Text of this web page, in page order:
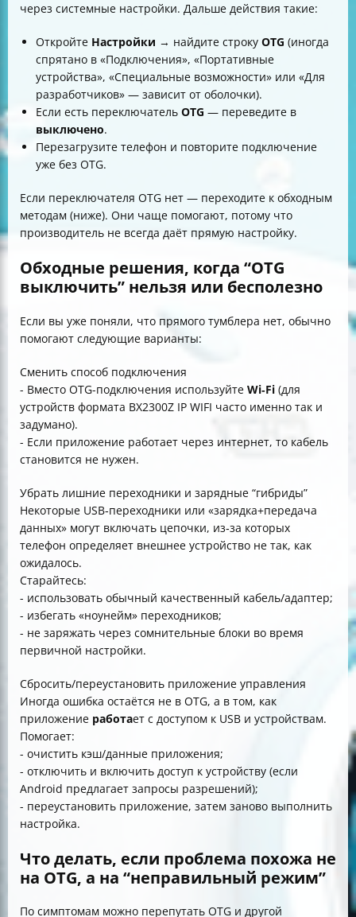
через системные настройки. Дальше действия такие:
Откройте Настройки → найдите строку OTG (иногда
спрятано в «Подключения», «Портативные
устройства», «Специальные возможности» или «Для
разработчиков» — зависит от оболочки).
Если есть переключатель OTG — переведите в
выключено.
Перезагрузите телефон и повторите подключение
уже без OTG.
Если переключателя OTG нет — переходите к обходным
методам (ниже). Они чаще помогают, потому что
производитель не всегда даёт прямую настройку.
Обходные решения, когда “OTG
выключить” нельзя или бесполезно
Если вы уже поняли, что прямого тумблера нет, обычно
помогают следующие варианты:
Сменить способ подключения
- Вместо OTG-подключения используйте Wi‑Fi (для
устройств формата BX2300Z IP WIFI часто именно так и
задумано).
- Если приложение работает через интернет, то кабель
становится не нужен.
Убрать лишние переходники и зарядные “гибриды”
Некоторые USB‑переходники или «зарядка+передача
данных» могут включать цепочки, из‑за которых
телефон определяет внешнее устройство не так, как
ожидалось.
Старайтесь:
- использовать обычный качественный кабель/адаптер;
- избегать «ноунейм» переходников;
- не заряжать через сомнительные блоки во время
первичной настройки.
Сбросить/переустановить приложение управления
Иногда ошибка остаётся не в OTG, а в том, как
приложение работает с доступом к USB и устройствам.
Помогает:
- очистить кэш/данные приложения;
- отключить и включить доступ к устройству (если
Android предлагает запросы разрешений);
- переустановить приложение, затем заново выполнить
настройка.
Что делать, если проблема похожа не
на OTG, а на “неправильный режим”
По симптомам можно перепутать OTG и другой